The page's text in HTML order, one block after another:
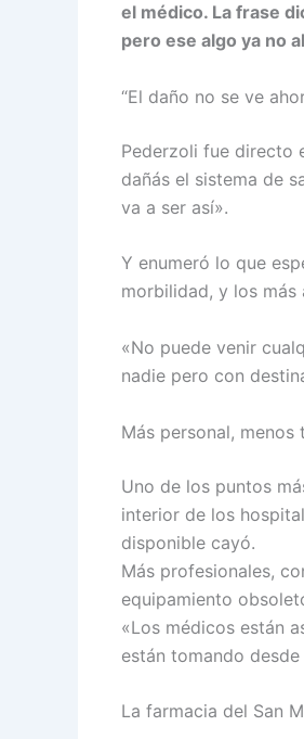
el médico. La frase
pero ese algo ya no
“El daño no se ve
Pederzoli fue directo
dañás el sistema de
va a ser así».
Y enumeró lo que
morbilidad, y los más
«No puede venir
nadie pero con
Más personal,
Uno de los puntos
interior de los
disponible cayó.
Más profesionales,
equipamiento
«Los médicos están
están tomando
La farmacia del San